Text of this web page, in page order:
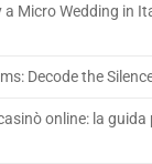
Micro Wedding in
Decode the
online: la